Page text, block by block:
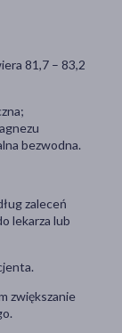
81,7 – 83,2
bezwodna.
zaleceń
lekarza lub
zwiększanie